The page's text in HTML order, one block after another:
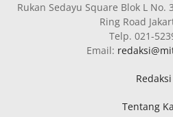
Rukan Sedayu Square Blok L No.
Ring Road
Telp. 021-
Email:
Redaksi
Tentang